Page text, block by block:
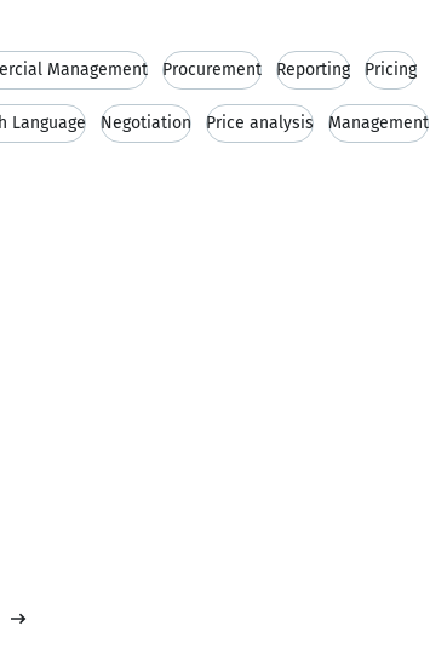
Management Procurement Reporting Pricing
Language Negotiation Price analysis Management